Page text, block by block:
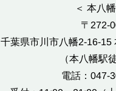
＜ 本八
〒272-
千葉県市川市八幡2-16-15
（本八幡駅
電話：047-